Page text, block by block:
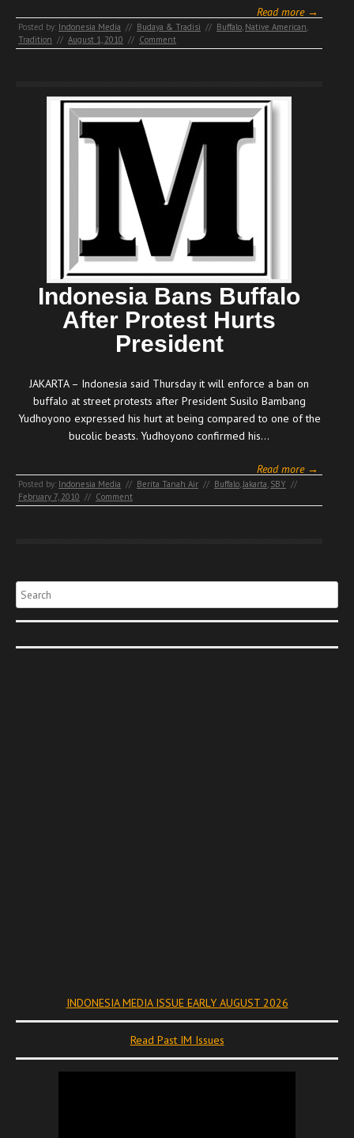
Read more →
Posted by: Indonesia Media // Budaya & Tradisi // Buffalo Native American
Tradition // August 1, 2010 // Comment
Indonesia Bans Buffalo
After Protest Hurts
President
JAKARTA – Indonesia said Thursday it will enforce a ban on
buffalo at street protests after President Susilo Bambang
Yudhoyono expressed his hurt at being compared to one of the
bucolic beasts. Yudhoyono confirmed his…
Read more →
Posted by: Indonesia Media // Berita Tanah Air // Buffalo Jakarta SBY //
February 7, 2010 // Comment
Search
INDONESIA MEDIA ISSUE EARLY AUGUST 2026
Read Past IM Issues